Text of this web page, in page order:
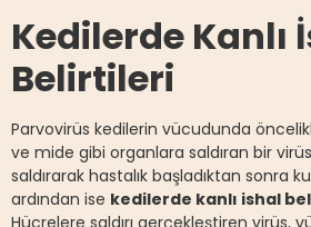
Kedilerde Kanlı
Belirtileri
Parvovirüs kedilerin vücudunda
ve mide gibi organlara saldıran bir
saldırarak hastalık başladıktan sonra
ardından ise kedilerde kanlı ishal